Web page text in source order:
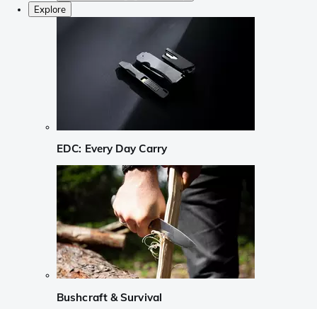
Explore
EDC: Every Day Carry
Bushcraft & Survival